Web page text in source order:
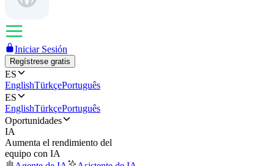
Iniciar Sesión
Regístrese gratis
ES
EnglishTürkçePortuguês
ES
EnglishTürkçePortuguês
Oportunidades
IA
Aumenta el rendimiento del
equipo con IA